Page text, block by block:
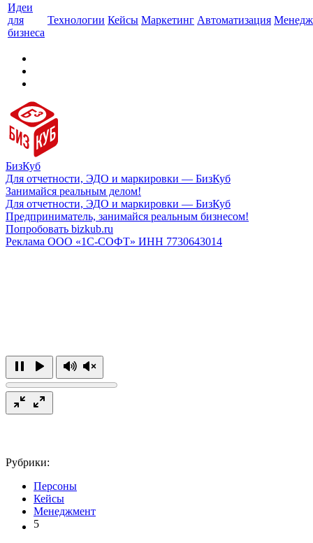
Идеи
для
бизнеса
Технологии Кейсы Маркетинг Автоматизация
БизКуб
Для отчетности, ЭДО и маркировки — БизКуб
Занимайся реальным делом!
Для отчетности, ЭДО и маркировки — БизКуб
Предприниматель, занимайся реальным бизнесом!
Попробовать bizkub.ru
Реклама ООО «1С-СОФТ» ИНН 7730643014
Рубрики:
Персоны
Кейсы
Менеджмент
5